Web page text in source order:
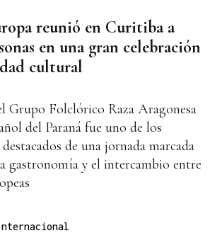
reunió en Curitiba a
en una gran celebración
cultural
Grupo Folclórico Raza Aragonesa
del Paraná fue uno de los
de una jornada marcada
gastronomía y el intercambio entre